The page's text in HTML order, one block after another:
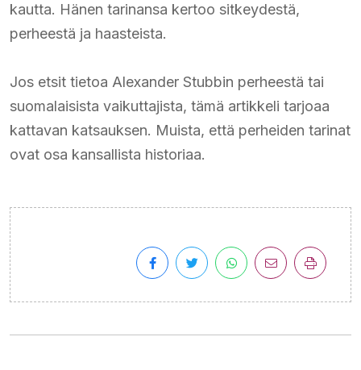
kautta. Hänen tarinansa kertoo sitkeydestä,
perheestä ja haasteista.
Jos etsit tietoa Alexander Stubbin perheestä tai
suomalaisista vaikuttajista, tämä artikkeli tarjoaa
kattavan katsauksen. Muista, että perheiden tarinat
ovat osa kansallista historiaa.